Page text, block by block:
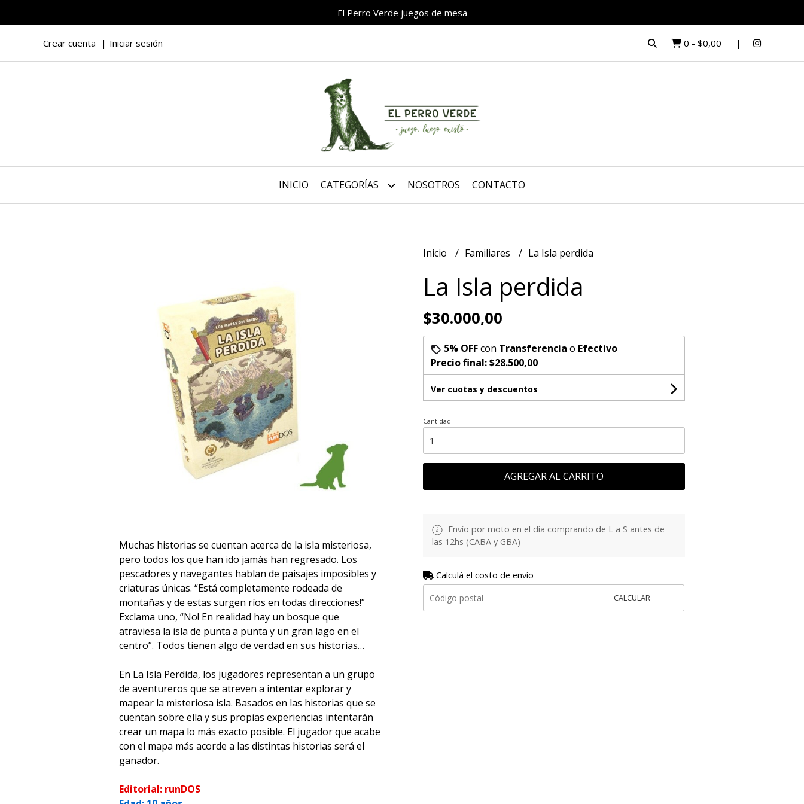
El Perro Verde juegos de mesa
Crear cuenta Iniciar sesión 0 - $0,00
INICIO CATEGORÍAS NOSOTROS CONTACTO
Muchas historias se cuentan acerca de la isla misteriosa,
pero todos los que han ido jamás han regresado. Los
pescadores y navegantes hablan de paisajes imposibles y
criaturas únicas. “Está completamente rodeada de
montañas y de estas surgen ríos en todas direcciones!”
Exclama uno, “No! En realidad hay un bosque que
atraviesa la isla de punta a punta y un gran lago en el
centro”. Todos tienen algo de verdad en sus historias…
En La Isla Perdida, los jugadores representan a un grupo
de aventureros que se atreven a intentar explorar y
mapear la misteriosa isla. Basados en las historias que se
cuentan sobre ella y sus propias experiencias intentarán
crear un mapa lo más exacto posible. El jugador que acabe
con el mapa más acorde a las distintas historias será el
ganador.
Editorial: runDOS
Inicio Familiares La Isla perdida
La Isla perdida
$30.000,00
5% OFFcon Transferencia o Efectivo
Precio final:$28.500,00
Ver cuotas y descuentos
Cantidad
AGREGAR AL CARRITO
Envío por moto en el día comprando de L a S antes de
las 12hs (CABA y GBA)
Calculá el costo de envío
CALCULAR